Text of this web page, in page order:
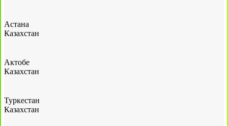
Астана
Казахстан
Актобе
Казахстан
Туркестан
Казахстан